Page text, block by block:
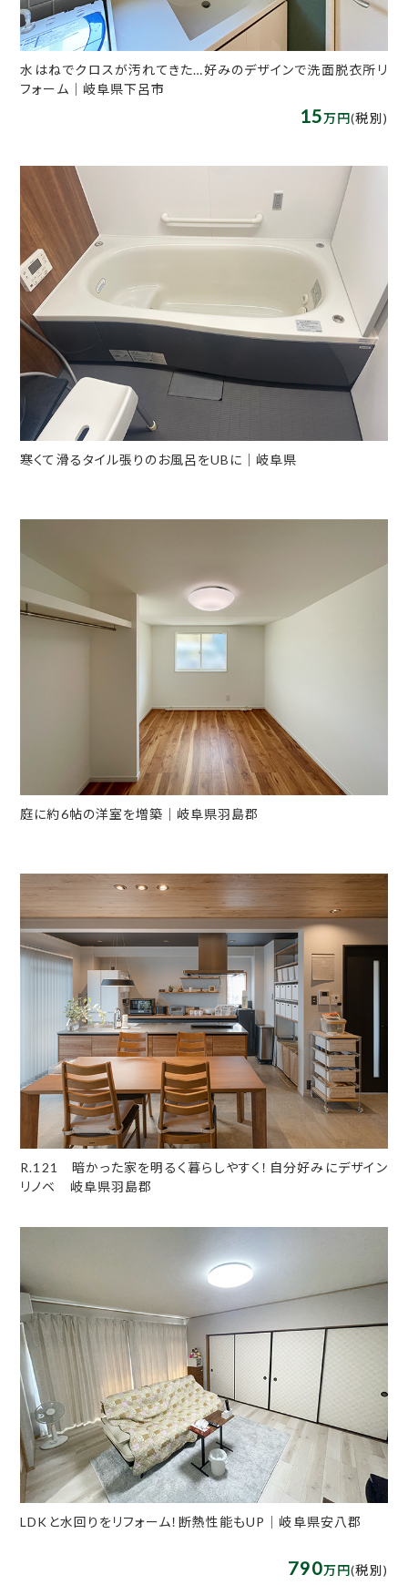
水はねでクロスが汚れてきた…好みのデザインで洗面脱衣所リ
フォーム│岐阜県下呂市
15万円(税別)
寒くて滑るタイル張りのお風呂をUBに｜岐阜県
庭に約6帖の洋室を増築｜岐阜県羽島郡
R.121 暗かった家を明るく暮らしやすく！自分好みにデザイン
リノベ 岐阜県羽島郡
LDKと水回りをリフォーム！断熱性能もUP｜岐阜県安八郡
790万円(税別)